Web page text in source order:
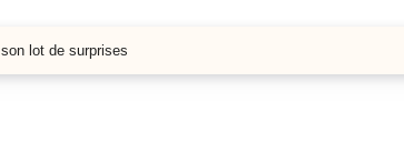
lot de surprises